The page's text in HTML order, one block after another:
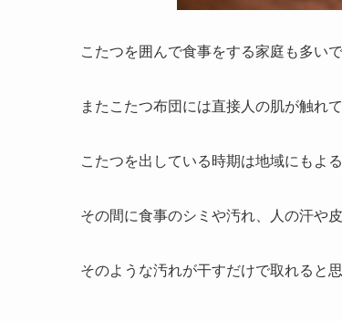
こたつを囲んで食事をする家庭も多い
またこたつ布団には直接人の肌が触れ
こたつを出している時期は地域にもよ
その間に食事のシミや汚れ、人の汗や
そのような汚れが干すだけで取れると